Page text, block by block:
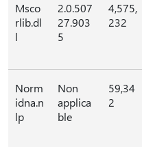
Msco
rlib.dl
l
2.0.507
27.903
5
4,575,
232
Norm
idna.n
lp
Non
applica
ble
59,34
2